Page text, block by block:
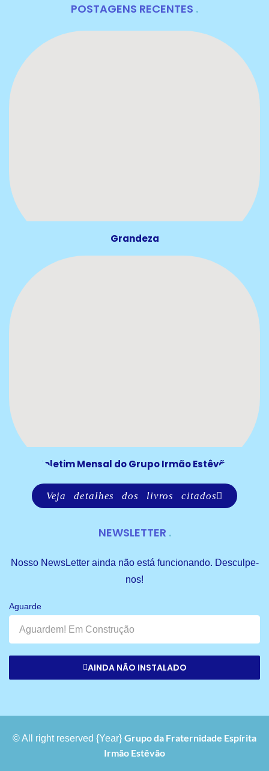
POSTAGENS RECENTES
Grandeza
Boletim Mensal do Grupo Irmão Estêvão
Veja detalhes dos livros citados
NEWSLETTER
Nosso NewsLetter ainda não está funcionando. Desculpe-
nos!
Aguarde
AINDA NÃO INSTALADO
© All right reserved {Year} Grupo da Fraternidade Espírita
Irmão Estêvão